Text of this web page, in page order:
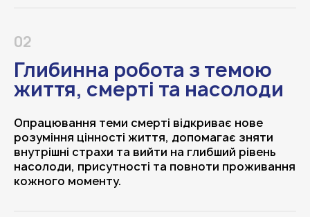
02
Глибинна робота з темою
життя, смерті та насолоди
Опрацювання теми смерті відкриває нове
розуміння цінності життя, допомагає зняти
внутрішні страхи та вийти на глибший рівень
насолоди, присутності та повноти проживання
кожного моменту.